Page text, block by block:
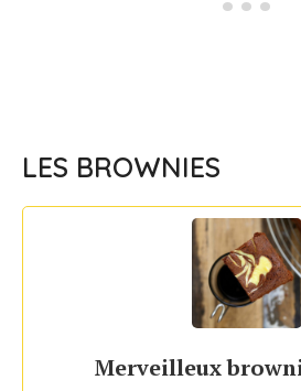
LES BROWNIES
Merveilleux